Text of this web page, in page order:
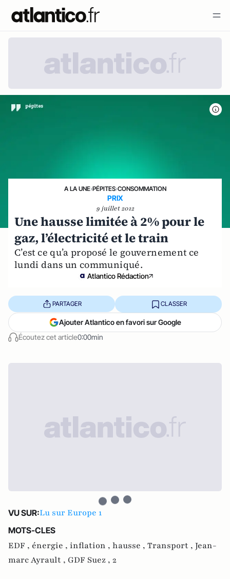
A LA UNE›PÉPITES›CONSOMMATION
PRIX
9 juillet 2012
Une hausse limitée à 2% pour le
gaz, l’électricité et le train
C’est ce qu’a proposé le gouvernement ce
lundi dans un communiqué.
Atlantico Rédaction
Écoutez cet article0:00min
PARTAGER CLASSER
Ajouter Atlantico en favori sur Google
VU SUR:Lu sur Europe 1
MOTS-CLES
EDF , énergie , inflation , hausse , Transport , Jean-
marc Ayrault , GDF Suez , 2